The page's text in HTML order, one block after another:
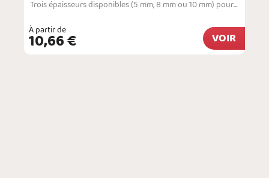
Trois épaisseurs disponibles (5 mm, 8 mm ou 10 mm) pour compenser la longueur inégale d'un membre inférieur et rééquilibrer le bassin. Le cuir en peau luxe apporte douceur et confort. La base en liège est résistante et ferme pour garantir un soutien parfait. Fabrication française.
À partir de
10,66 € VOIR